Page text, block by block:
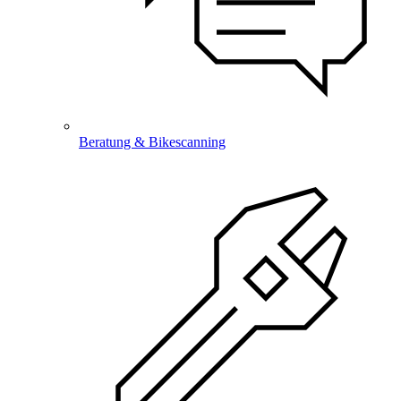
Beratung & Bikescanning